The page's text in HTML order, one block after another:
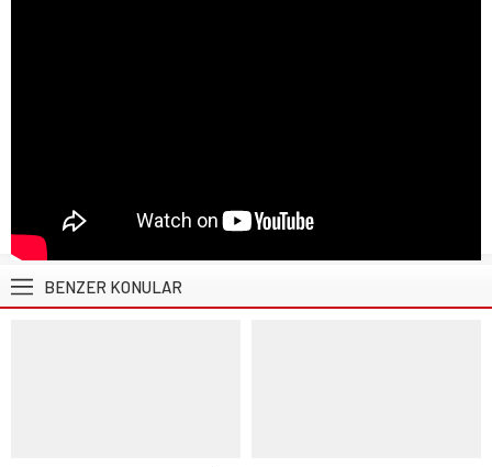
BENZER KONULAR